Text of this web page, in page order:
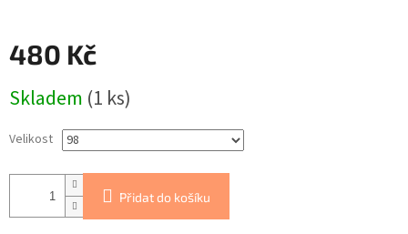
480 Kč
cena:
Skladem (1 ks)
Velikost
Přidat do košíku